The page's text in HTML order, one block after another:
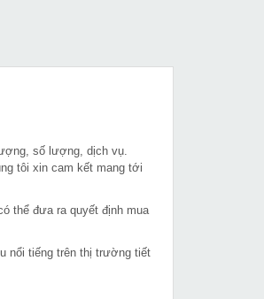
số lượng, dịch vụ.
tôi xin cam kết mang tới
thể đưa ra quyết định mua
nổi tiếng trên thị trường tiết